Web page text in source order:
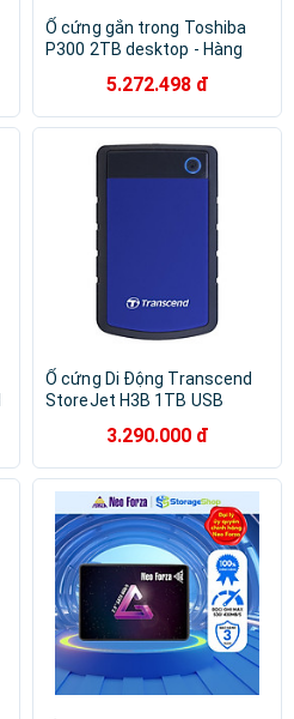
Ổ cứng gắn trong Toshiba
P300 2TB desktop - Hàng
5.272.498 đ
Ổ cứng Di Động Transcend
StoreJet H3B 1TB USB
Hàng Chính Hãng
3.290.000 đ